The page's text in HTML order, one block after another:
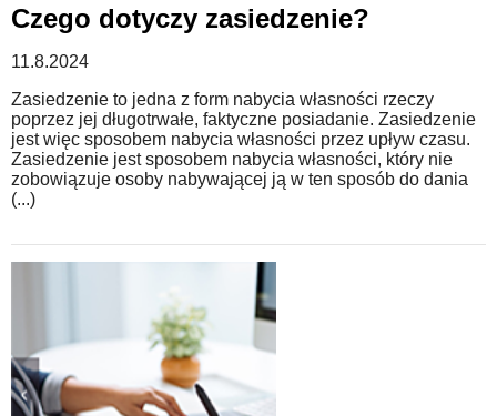
Czego dotyczy zasiedzenie?
11.8.2024
Zasiedzenie to jedna z form nabycia własności rzeczy
poprzez jej długotrwałe, faktyczne posiadanie. Zasiedzenie
jest więc sposobem nabycia własności przez upływ czasu.
Zasiedzenie jest sposobem nabycia własności, który nie
zobowiązuje osoby nabywającej ją w ten sposób do dania
(...)